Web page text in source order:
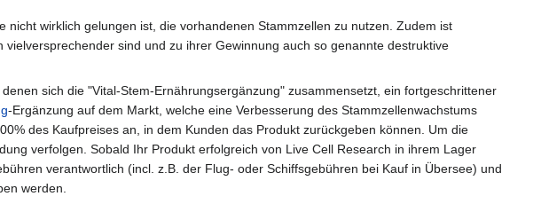
wirklich gelungen ist, die vorhandenen Stammzellen zu nutzen. Zudem ist
sind und zu ihrer Gewinnung auch so genannte destruktive
sich die "Vital-Stem-Ernährungsergänzung" zusammensetzt, ein fortgeschrittener
-Ergänzung auf dem Markt, welche eine Verbesserung des Stammzellenwachstums
des Kaufpreises an, in dem Kunden das Produkt zurückgeben können. Um die
verfolgen. Sobald Ihr Produkt erfolgreich von Live Cell Research in ihrem Lager
verantwortlich (incl. z.B. der Flug- oder Schiffsgebühren bei Kauf in Übersee) und
werden.